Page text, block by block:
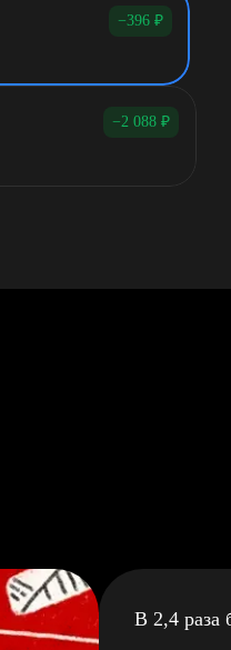
−396 ₽
−2 088 ₽
В 2,4 раза